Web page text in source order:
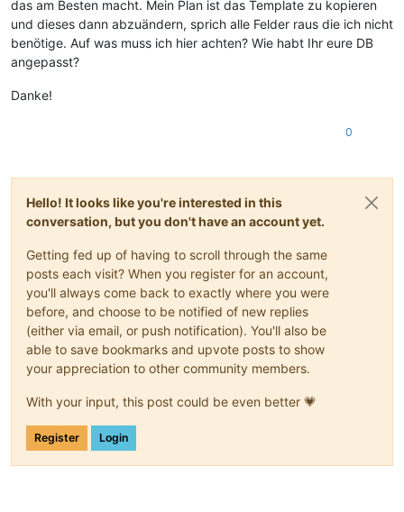
das am Besten macht. Mein Plan ist das Template zu kopieren
und dieses dann abzuändern, sprich alle Felder raus die ich nicht
benötige. Auf was muss ich hier achten? Wie habt Ihr eure DB
angepasst?
Danke!
0
Hello! It looks like you're interested in this
conversation, but you don't have an account yet.
Getting fed up of having to scroll through the same
posts each visit? When you register for an account,
you'll always come back to exactly where you were
before, and choose to be notified of new replies
(either via email, or push notification). You'll also be
able to save bookmarks and upvote posts to show
your appreciation to other community members.
With your input, this post could be even better 💗
Register Login